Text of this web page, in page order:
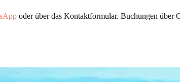
oder über das Kontaktformular. Buchungen über